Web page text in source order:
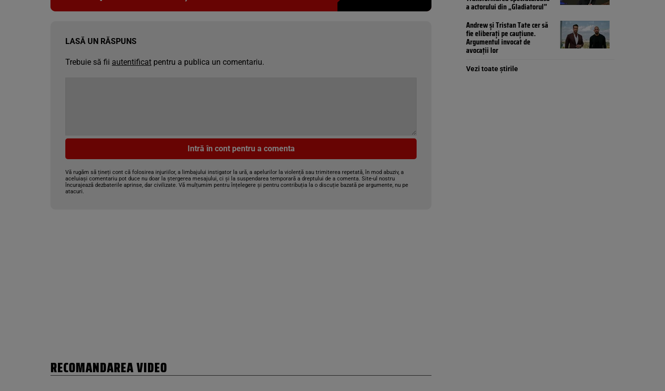
LASĂ UN RĂSPUNS
Trebuie să fii autentificat pentru a publica un comentariu.
Intră în cont pentru a comenta
Vă rugăm să țineți cont că folosirea injuriilor, a limbajului instigator la ură, a apelurilor la violență sau trimiterea repetată, în mod abuziv, a
aceluiași comentariu pot duce nu doar la ștergerea mesajului, ci și la suspendarea temporară a dreptului de a comenta. Site-ul nostru
încurajează dezbaterile aprinse, dar civilizate. Vă mulțumim pentru înțelegere și pentru contribuția la o discuție bazată pe argumente, nu pe
atacuri.
RECOMANDAREA VIDEO
a actorului din „Gladiatorul”
Andrew și Tristan Tate cer să
fie eliberați pe cauțiune.
Argumentul invocat de
avocații lor
Vezi toate știrile